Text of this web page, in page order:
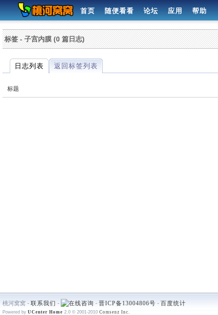
首页 随便看看 论坛 应用 帮助
标签 - 子宫内膜 (0 篇日志)
日志列表 返回标签列表
标题
桃河窝窝 - 联系我们 - - 晋ICP备13004806号 - 百度统计
Powered by UCenter Home 2.0 © 2001-2010 Comsenz Inc.